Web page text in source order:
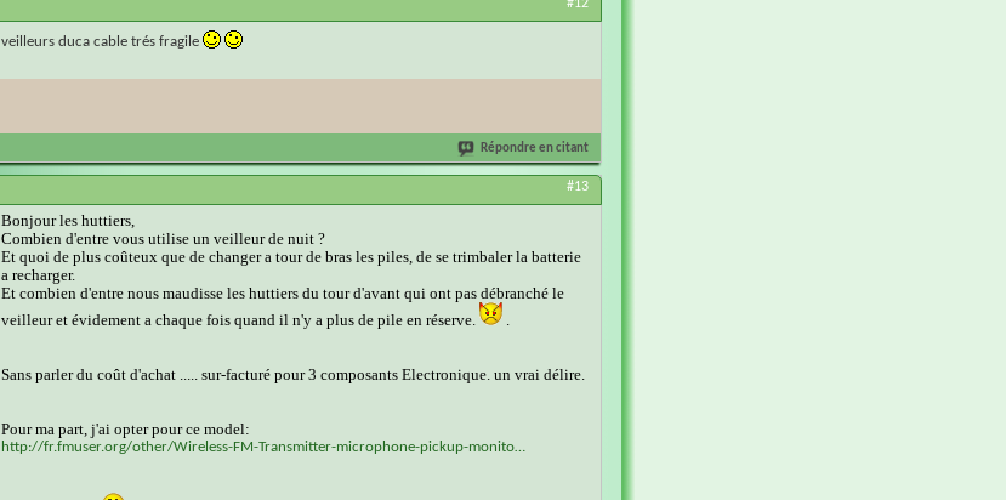
#12
veilleurs duca cable trés fragile
Répondre en citant
#13
Bonjour les huttiers,
Combien d'entre vous utilise un veilleur de nuit ?
Et quoi de plus coûteux que de changer a tour de bras les piles, de se trimbaler la batterie
a recharger.
Et combien d'entre nous maudisse les huttiers du tour d'avant qui ont pas débranché le
veilleur et évidement a chaque fois quand il n'y a plus de pile en réserve.
.
Sans parler du coût d'achat ..... sur-facturé pour 3 composants Electronique. un vrai délire.
Pour ma part, j'ai opter pour ce model:
http://fr.fmuser.org/other/Wireless-FM-Transmitter-microphone-pickup-monito…